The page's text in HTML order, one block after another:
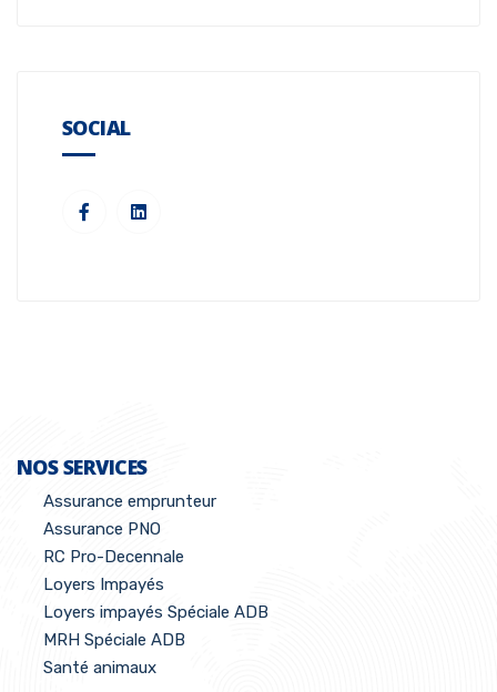
SOCIAL
NOS SERVICES
Assurance emprunteur
Assurance PNO
RC Pro-Decennale
Loyers Impayés
Loyers impayés Spéciale ADB
MRH Spéciale ADB
Santé animaux